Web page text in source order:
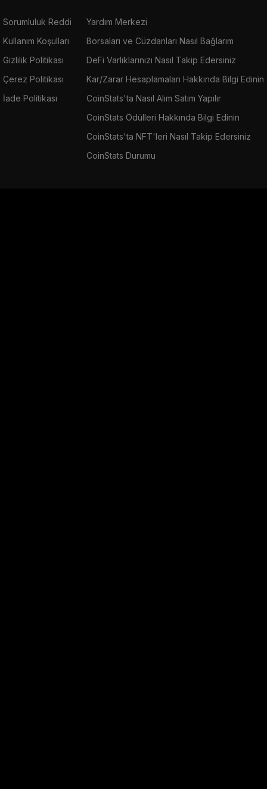
Sorumluluk Reddi
Kullanım Koşulları
Gizlilik Politikası
Çerez Politikası
İade Politikası
Yardım Merkezi
Borsaları ve Cüzdanları Nasıl Bağlarım
DeFi Varlıklarınızı Nasıl Takip Edersiniz
Kar/Zarar Hesaplamaları Hakkında Bilgi Edinin
CoinStats'ta Nasıl Alım Satım Yapılır
CoinStats Ödülleri Hakkında Bilgi Edinin
CoinStats'ta NFT'leri Nasıl Takip Edersiniz
CoinStats Durumu